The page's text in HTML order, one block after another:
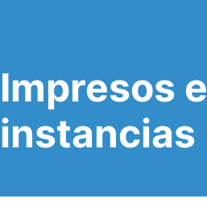
Impresos e
instancias